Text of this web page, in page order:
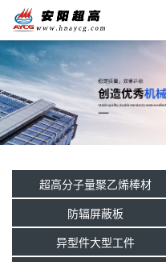
超高分子量聚乙烯棒材
防辐屏蔽板
异型件大型工件